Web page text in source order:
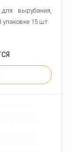
вырубания,
упаковке 15 шт.